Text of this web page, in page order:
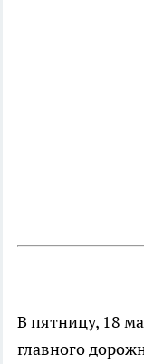
В пятницу, 18
главного